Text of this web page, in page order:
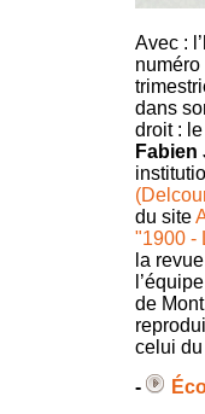
Avec :
dans
droit :
Fabien
du site
"1900 -
la
de
celui
-